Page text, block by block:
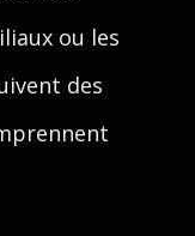
ou les
des